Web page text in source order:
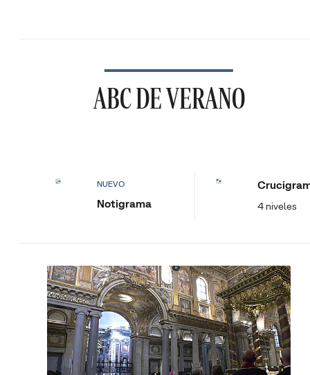
ABC DE VERANO
NUEVO
Notigrama 4 niveles